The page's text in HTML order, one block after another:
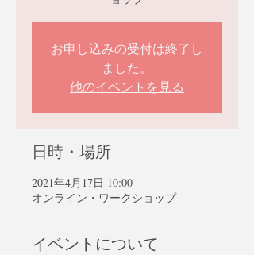
お申し込みの受付は終了し
ました。
他のイベントを見る
日時・場所
2021年4月17日 10:00
オンライン・ワークショップ
イベントについて